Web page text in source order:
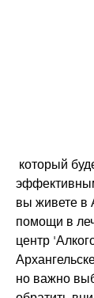
вы живете в
помощи в
центр
но важно